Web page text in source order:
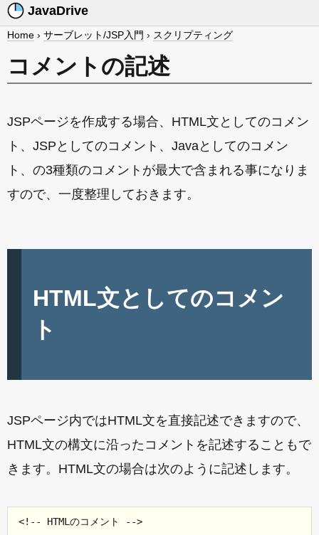
JavaDrive
Home › サーブレット/JSP入門 › スクリプティング
コメントの記述
JSPページを作成する場合、HTML文としてのコメン
ト、JSPとしてのコメント、Javaとしてのコメン
ト、の3種類のコメントが最大で含まれる事になりま
すので、一度整理しておきます。
HTML文としてのコメン
ト
JSPページ内ではHTML文を直接記述できますので、
HTML文の構文に沿ったコメントを記述することもで
きます。HTML文の場合は次のように記述します。